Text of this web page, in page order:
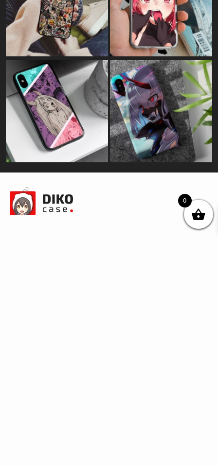
0